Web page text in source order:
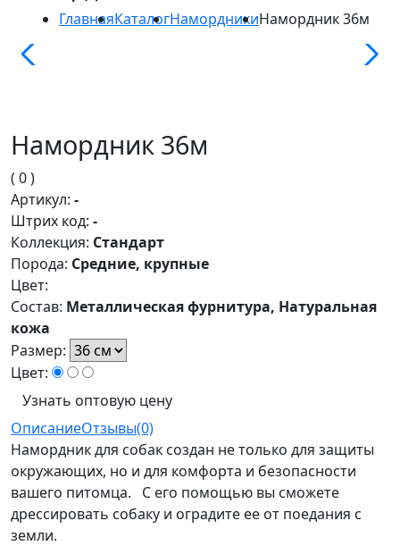
ГлавнаяКаталогНамордникиНамордник 36м
Намордник 36м
( 0 )
Артикул: -
Штрих код: -
Коллекция: Стандарт
Порода: Средние, крупные
Цвет:
Состав: Металлическая фурнитура, Натуральная
кожа
Размер:
Цвет:
Узнать оптовую цену
ОписаниеОтзывы(0)
Намордник для собак создан не только для защиты
окружающих, но и для комфорта и безопасности
вашего питомца. С его помощью вы сможете
дрессировать собаку и оградите ее от поедания с
земли.